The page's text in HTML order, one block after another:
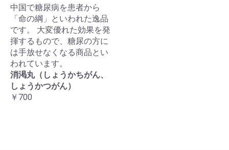
中国で糖尿病を患者から
「命の綱」といわれた逸品
です。 大変優れた効果を発
揮するもので、糖尿の方に
は手放せなくなる商品とい
われています。
消渇丸（しょうかちがん、
しょうかつがん）
￥700